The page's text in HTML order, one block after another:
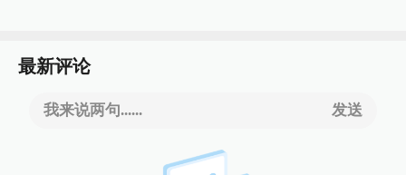
最新评论
我来说两句...... 发送